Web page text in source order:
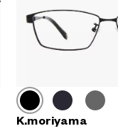
K.moriyama